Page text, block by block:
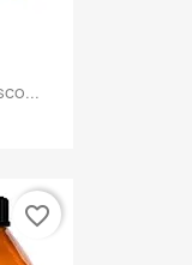
favorite_border